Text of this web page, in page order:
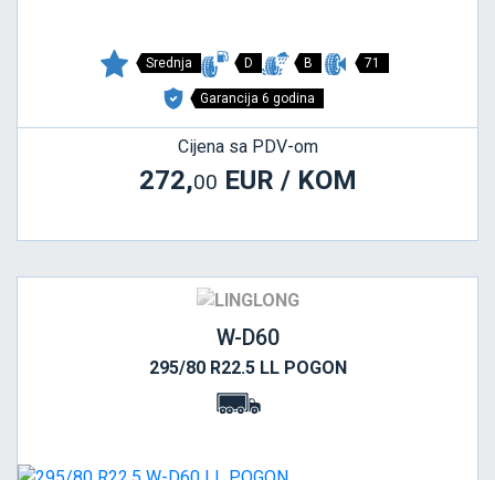
Srednja D B 71
Garancija 6 godina
Cijena sa PDV-om
272,00 EUR / KOM
W-D60
295/80 R22.5 LL POGON